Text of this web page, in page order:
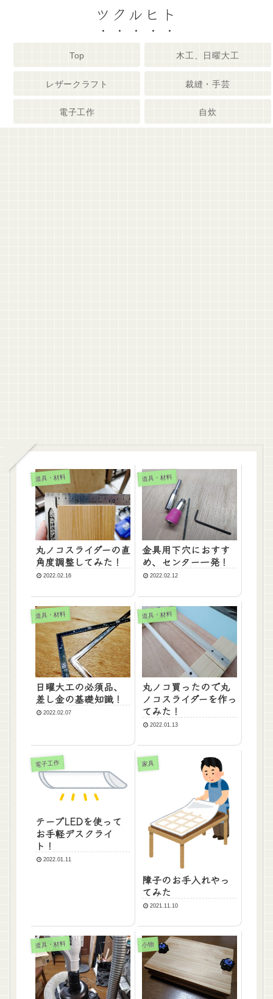
ツクルヒト
Top 木工、日曜大工
レザークラフト 裁縫・手芸
電子工作 自炊
道具・材料
丸ノコスライダーの直
角度調整してみた！
2022.02.16
道具・材料
金具用下穴におすす
め、センター一発！
2022.02.12
道具・材料
日曜大工の必須品、
差し金の基礎知識！
2022.02.07
道具・材料
丸ノコ買ったので丸
ノコスライダーを作っ
てみた！
2022.01.13
電子工作
テープLEDを使って
お手軽デスクライ
ト！
2022.01.11
家具
障子のお手入れやっ
てみた
2021.11.10
道具・材料 小物